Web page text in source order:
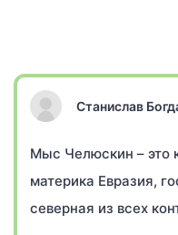
Станислав
Мыс Челюскин – это
материка Евразия,
северная из всех